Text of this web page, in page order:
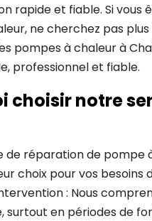
rapide et fiable. Si
ne cherchez pas
pompes à chaleur à
professionnel et fiable.
choisir notre
de réparation de pompe
choix pour vos besoins
: Nous
surtout en périodes de